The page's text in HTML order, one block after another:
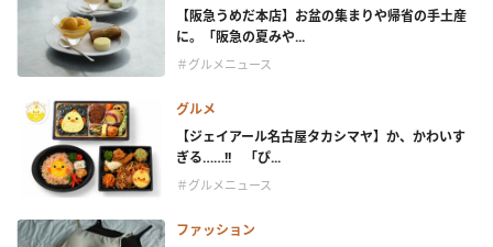
【阪急うめだ本店】お盆の集まりや帰省の手土産
に。「阪急の夏みや...
＃グルメニュース
グルメ
【ジェイアール名古屋タカシマヤ】か、かわいす
ぎる……!! 「ぴ...
＃グルメニュース
ファッション